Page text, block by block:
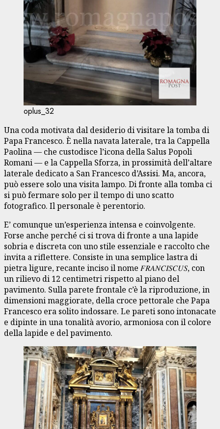
oplus_32
Una coda motivata dal desiderio di visitare la tomba di
Papa Francesco. È nella navata laterale, tra la Cappella
Paolina — che custodisce l’icona della Salus Popoli
Romani — e la Cappella Sforza, in prossimità dell’altare
laterale dedicato a San Francesco d’Assisi. Ma, ancora,
può essere solo una visita lampo. Di fronte alla tomba ci
si può fermare solo per il tempo di uno scatto
fotografico. Il personale è perentorio.
E’ comunque un’esperienza intensa e coinvolgente.
Forse anche perché ci si trova di fronte a una lapide
sobria e discreta con uno stile essenziale e raccolto che
invita a riflettere. Consiste in una semplice lastra di
pietra ligure, recante inciso il nome 𝐹𝑅𝐴𝑁𝐶𝐼𝑆𝐶𝑈𝑆, con
un rilievo di 12 centimetri rispetto al piano del
pavimento. Sulla parete frontale c’è la riproduzione, in
dimensioni maggiorate, della croce pettorale che Papa
Francesco era solito indossare. Le pareti sono intonacate
e dipinte in una tonalità avorio, armoniosa con il colore
della lapide e del pavimento.